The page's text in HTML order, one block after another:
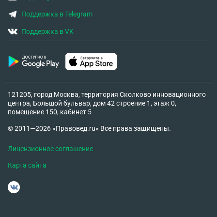
Поддержка в Telegram
Поддержка в VK
121205, город Москва, территория Сколково инновационного
центра, Большой бульвар, дом 42 строение 1, этаж 0,
помещение 150, кабинет 5
© 2011—2026 «Правовед.ru» Все права защищены.
Лицензионное соглашение
Карта сайта